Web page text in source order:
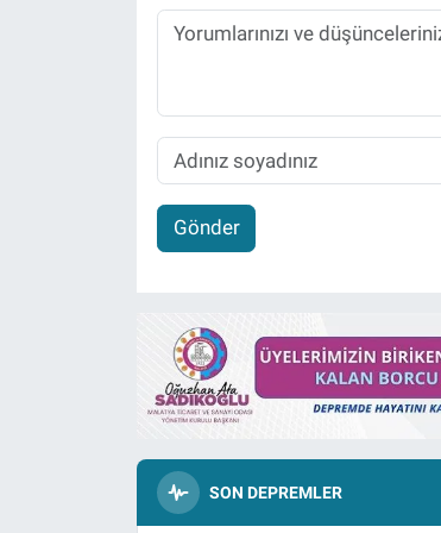
Gönder
SON DEPREMLER